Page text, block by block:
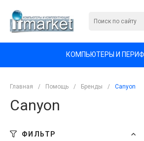
КОМПЬЮТЕРЫ И
Главная / Помощь / Бренды / Canyon
Canyon
ФИЛЬТР